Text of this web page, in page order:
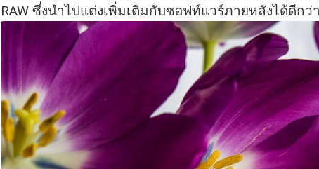
RAW ซึ่งนำไปแต่งเพิ่มเติมกับซอฟท์แวร์ภายหลังได้ดีกว่